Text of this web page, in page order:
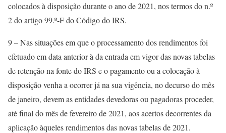
colocados à disposição durante o ano de 2021, nos termos do n.º
2 do artigo 99.º-F do Código do IRS.
9 – Nas situações em que o processamento dos rendimentos foi
efetuado em data anterior à da entrada em vigor das novas tabelas
de retenção na fonte do IRS e o pagamento ou a colocação à
disposição venha a ocorrer já na sua vigência, no decurso do mês
de janeiro, devem as entidades devedoras ou pagadoras proceder,
até final do mês de fevereiro de 2021, aos acertos decorrentes da
aplicação àqueles rendimentos das novas tabelas de 2021.